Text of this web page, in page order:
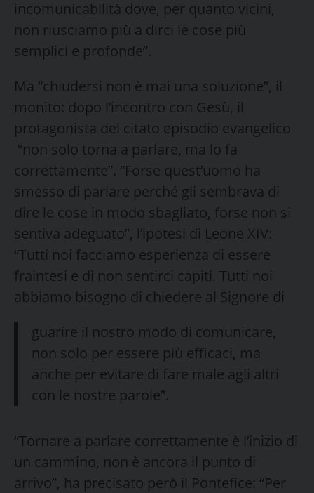
incomunicabilità dove, per quanto vicini,
non riusciamo più a dirci le cose più
semplici e profonde”.
Ma “chiudersi non è mai una soluzione”, il
monito: dopo l’incontro con Gesù, il
protagonista del citato episodio evangelico
“non solo torna a parlare, ma lo fa
correttamente”. “Forse quest’uomo ha
smesso di parlare perché gli sembrava di
dire le cose in modo sbagliato, forse non si
sentiva adeguato”, l’ipotesi di Leone XIV:
“Tutti noi facciamo esperienza di essere
fraintesi e di non sentirci capiti. Tutti noi
abbiamo bisogno di chiedere al Signore di
guarire il nostro modo di comunicare,
non solo per essere più efficaci, ma
anche per evitare di fare male agli altri
con le nostre parole”.
“Tornare a parlare correttamente è l’inizio di
un cammino, non è ancora il punto di
arrivo”, ha precisato però il Pontefice: “Per